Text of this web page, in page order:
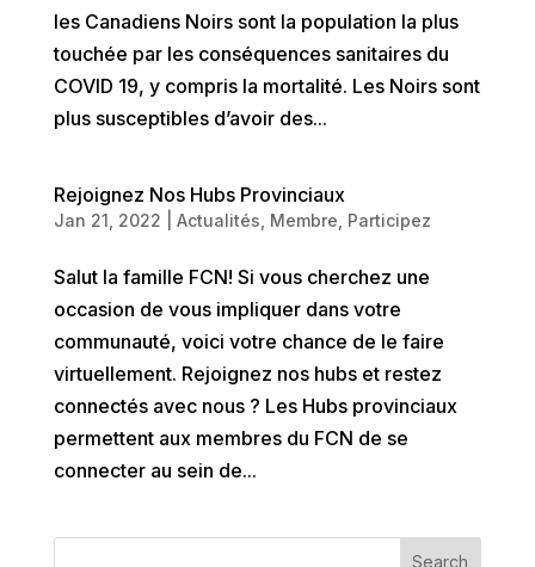
les Canadiens Noirs sont la population la plus
touchée par les conséquences sanitaires du
COVID 19, y compris la mortalité. Les Noirs sont
plus susceptibles d’avoir des...
Rejoignez Nos Hubs Provinciaux
Jan 21, 2022 Actualités Membre Participez
Salut la famille FCN! Si vous cherchez une
occasion de vous impliquer dans votre
communauté, voici votre chance de le faire
virtuellement. Rejoignez nos hubs et restez
connectés avec nous ? Les Hubs provinciaux
permettent aux membres du FCN de se
connecter au sein de...